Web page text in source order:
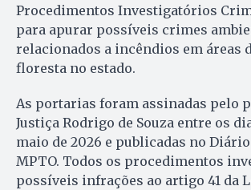
Procedimentos Investigatórios
para apurar possíveis crimes
relacionados a incêndios em áreas
floresta no estado.
As portarias foram assinadas pelo
Justiça Rodrigo de Souza entre os
maio de 2026 e publicadas no
MPTO. Todos os procedimentos
possíveis infrações ao artigo 41 da